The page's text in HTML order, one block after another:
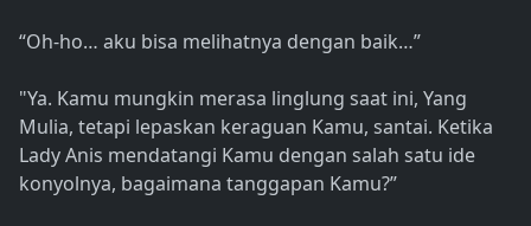
“Oh-ho… aku bisa melihatnya dengan baik…”
"Ya. Kamu mungkin merasa linglung saat ini, Yang
Mulia, tetapi lepaskan keraguan Kamu, santai. Ketika
Lady Anis mendatangi Kamu dengan salah satu ide
konyolnya, bagaimana tanggapan Kamu?”